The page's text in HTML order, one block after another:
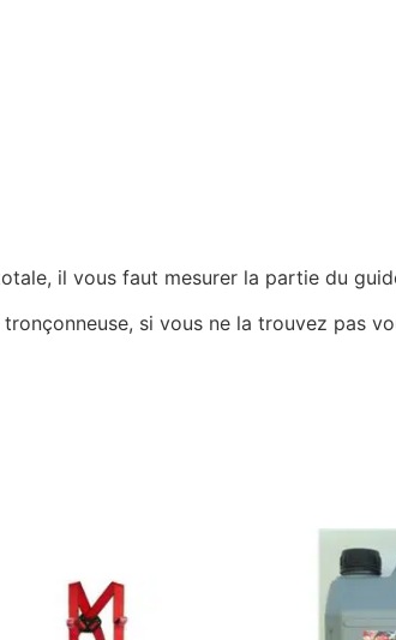
il vous faut mesurer la partie du
si vous ne la trouvez pas